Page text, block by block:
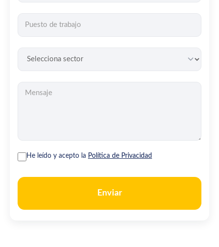
He leído y acepto la Política de Privacidad
Enviar